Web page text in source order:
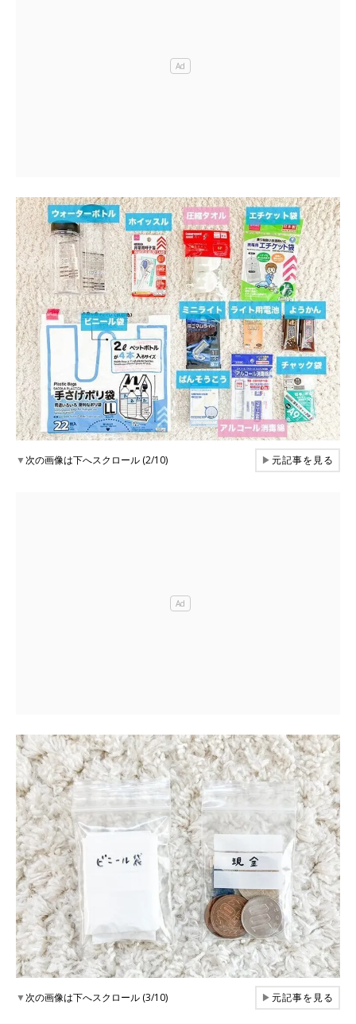
▼次の画像は下へスクロール (2/10) ▶元記事を見る
▼次の画像は下へスクロール (3/10) ▶元記事を見る